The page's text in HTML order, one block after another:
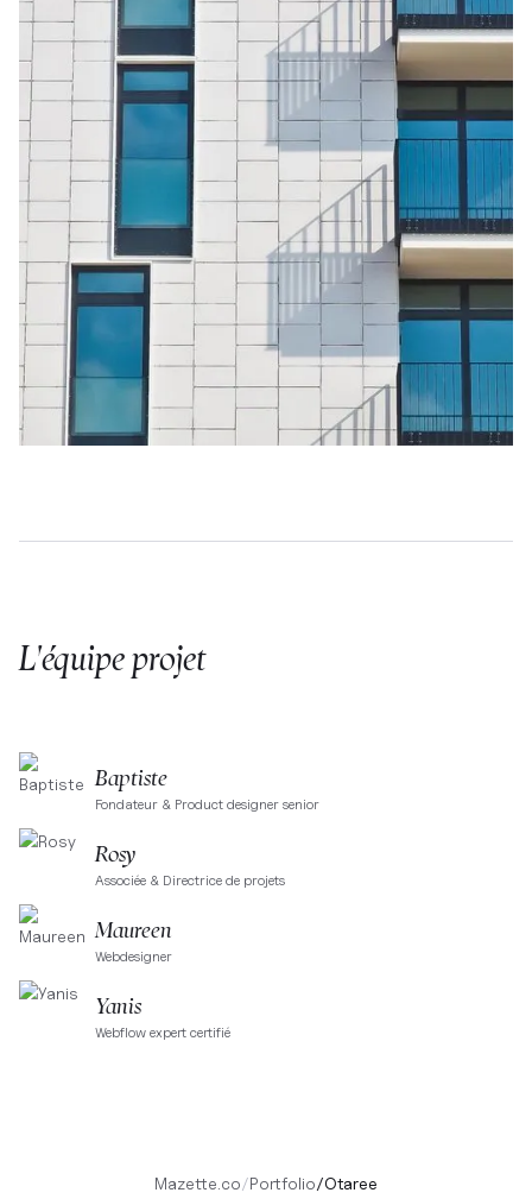
L'équipe projet
Baptiste
Fondateur & Product designer senior
Rosy
Associée & Directrice de projets
Maureen
Webdesigner
Yanis
Webflow expert certifié
Mazette.co/Portfolio/Otaree